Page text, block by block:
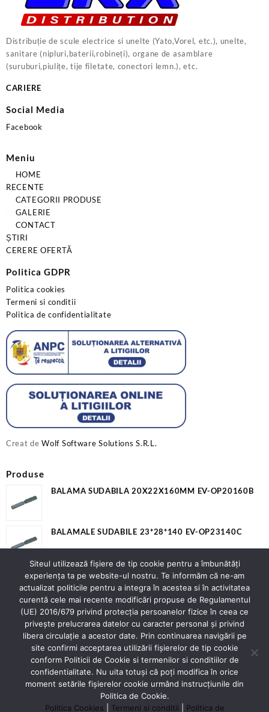
Distribuție de scule electrice si unelte (Yato,Vorel, etc.), unelte,
sanitare (nipluri,baterii,robineți), organe de asamblare
(suruburi,piulițe, tije filetate, conectori lemn.), etc.
CARIERE
Social Media
Facebook
Meniu
HOME
RECENTE
CATEGORII PRODUSE
GALERIE
CONTACT
ȘTIRI
CERERE OFERTĂ
Politica GDPR
Politica cookies
Termeni si conditii
Politica de confidentialitate
Creat deWolf Software Solutions S.R.L.
Produse
BALAMA SUDABILA 20X22X160MM EV-OP20160B
BALAMALE SUDABILE 23*28*140 EV-OP23140C
SURUB GIPS CARTON 3.5X55 PH2 200.04.74
£ 0.00
Contact
Adresa:Strada Spicului nr.2 Piatra Neamț
Judet Neamt
Contact:0743276477
E-mail:officeluracontex@gmail.com;
Siteul utilizează fişiere de tip cookie pentru a îmbunătăți
experiența ta pe website-ul nostru. Te informăm că ne-am
actualizat politicile pentru a integra în acestea si în activitatea
curentă cele mai recente modificări propuse de Regulamentul
(UE) 2016/679 privind protecția persoanelor fizice în ceea ce
privește prelucrarea datelor cu caracter personal și privind
libera circulație a acestor date. Prin continuarea navigării pe
site confirmi acceptarea utilizării fişierelor de tip cookie
conform Politicii de Cookie si termenilor si conditiilor de
confidentialitate. Nu uita totuși că poți modifica în orice
moment setările fişierelor cookie urmând instrucțiunile din
Politica de Cookie.
Politica Cookies
Termeni si conditii Politica de